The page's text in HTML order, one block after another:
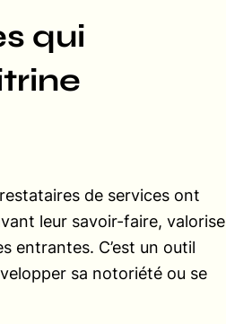
qui
de services ont
leur savoir-faire, valorise
entrantes. C’est un outil
sa notoriété ou se